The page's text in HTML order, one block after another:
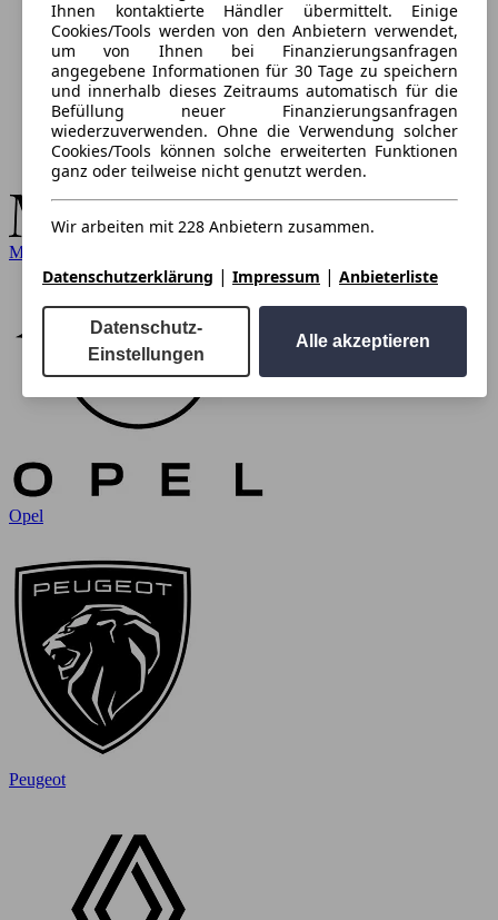
Mercedes-Benz
Opel
Peugeot
Ihnen kontaktierte Händler übermittelt. Einige
Cookies/Tools werden von den Anbietern verwendet,
um von Ihnen bei Finanzierungsanfragen
angegebene Informationen für 30 Tage zu speichern
und innerhalb dieses Zeitraums automatisch für die
Befüllung neuer Finanzierungsanfragen
wiederzuverwenden. Ohne die Verwendung solcher
Cookies/Tools können solche erweiterten Funktionen
ganz oder teilweise nicht genutzt werden.
Wir arbeiten mit 228 Anbietern zusammen.
Datenschutzerklärung | Impressum | Anbieterliste
Datenschutz-
Einstellungen
Alle akzeptieren